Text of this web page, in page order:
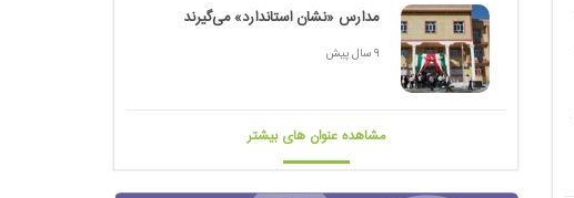
مدارس «نشان استاندارد» می‌گیرند
9 سال پیش
مشاهده عنوان های بیشتر